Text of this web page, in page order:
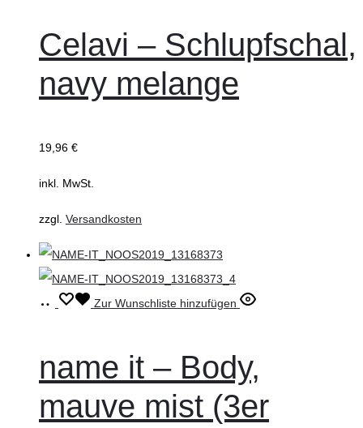
mehrere
Varianten
auf.
Optionen
der
werden
Celavi – Schlupfschal,
navy melange
19,96 €
inkl. MwSt.
zzgl. Versandkosten
Ausführung
Dieses
mehrere
Varianten
auf.
Zur Wunschliste hinzufügen
name it – Body,
mauve mist (3er